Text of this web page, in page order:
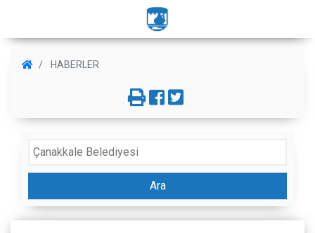
HABERLER
Ara